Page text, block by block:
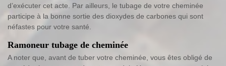
d’exécuter cet acte. Par ailleurs, le tubage de votre cheminée
participe à la bonne sortie des dioxydes de carbones qui sont
néfastes pour votre santé.
Ramoneur tubage de cheminée
A noter que, avant de tuber votre cheminée, vous êtes obligé de